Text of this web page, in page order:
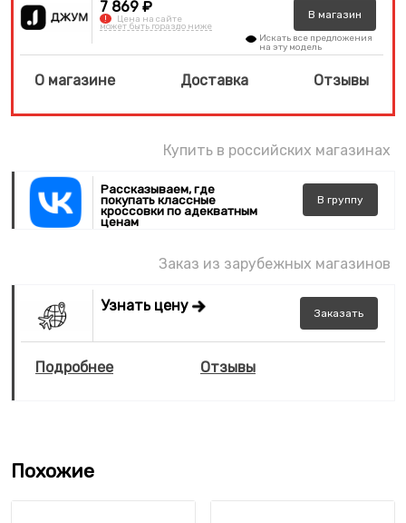
7 869 ₽
! Цена на сайте
может быть гораздо ниже
В магазин
Искать все предложения
на эту модель
О магазине Доставка Отзывы
Купить в российских магазинах
Рассказываем, где
покупать классные
кроссовки по адекватным
ценам
В группу
Заказ из зарубежных магазинов
Узнать цену Заказать
Подробнее Отзывы
Похожие